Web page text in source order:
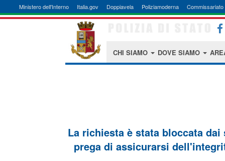
Ministero dell'Interno Italia.gov Doppiavela Poliziamoderna Commissariato
CHI SIAMO DOVE SIAMO
La richiesta è stata bloccata
prega di assicurarsi